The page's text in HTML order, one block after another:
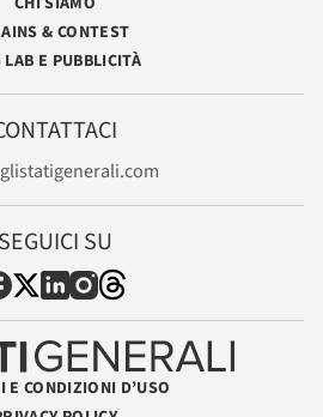
& CONTEST
LAB E PUBBLICITÀ
SEGUICI SU
E CONDIZIONI D’USO